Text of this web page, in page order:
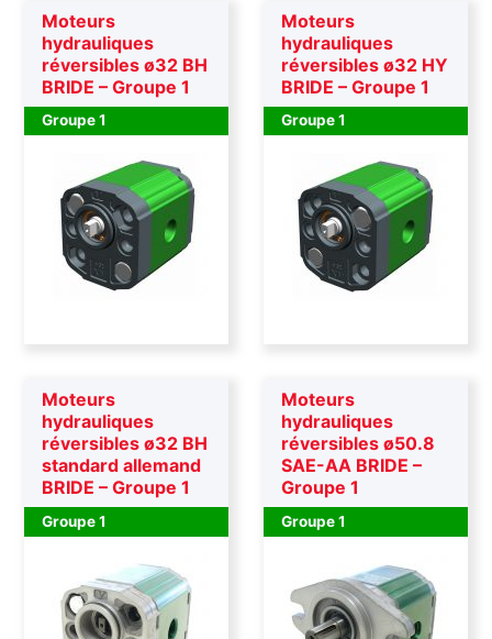
Moteurs
hydrauliques
réversibles ø32 BH
BRIDE – Groupe 1
Groupe 1
Moteurs
hydrauliques
réversibles ø32 HY
BRIDE – Groupe 1
Groupe 1
Moteurs
hydrauliques
réversibles ø32 BH
standard allemand
BRIDE – Groupe 1
Groupe 1
Moteurs
hydrauliques
réversibles ø50.8
SAE-AA BRIDE –
Groupe 1
Groupe 1